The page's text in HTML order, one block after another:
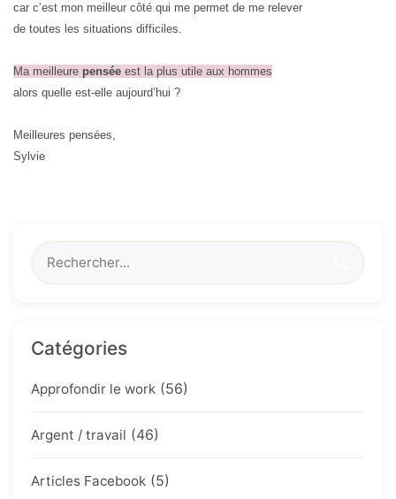
car c’est mon meilleur côté qui me permet de me relever
de toutes les situations difficiles.
Ma meilleure pensée est la plus utile aux hommes
alors quelle est-elle aujourd’hui ?
Meilleures pensées,
Sylvie
Catégories
Approfondir le work (56)
Argent / travail (46)
Articles Facebook (5)